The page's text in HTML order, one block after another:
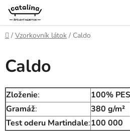
Prejsť
obsah
Domov
/ Vzorkovník látok / Caldo
Caldo
Zloženie:
100% PES
Gramáž:
380 g/m²
Test oderu Martindale:100 000